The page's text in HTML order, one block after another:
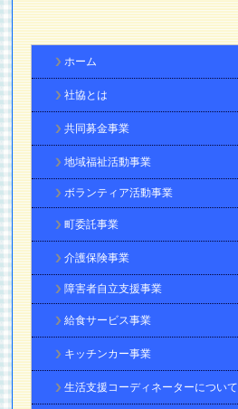
ホーム
社協とは
共同募金事業
地域福祉活動事業
ボランティア活動事業
町委託事業
介護保険事業
障害者自立支援事業
給食サービス事業
キッチンカー事業
生活支援コーディネーターについて